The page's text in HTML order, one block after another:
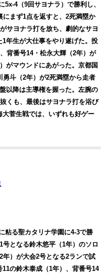
5x-4（9回サヨナラ）で勝利し、
にまず1点を返すと、2死満塁か
サヨナラ打を放ち、劇的なサヨ
年生が大仕事をやり遂げた。投
背番号14・松永大輝（2年）が
がマウンドにあがった。京都国
勇斗（2年）が2死満塁から走者
以降は主導権を握った。左腕の
くも、最後はサヨナラ打を浴び
菅生戦では、いずれも好ゲー
粘る聖カタリナ学園に4-3で勝
となる鈴木悠平（1年）のソロ
）が大会2号となる2ランで試
の鈴木泰成（1年）、背番号14